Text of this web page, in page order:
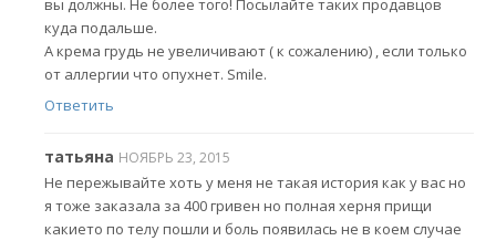
вы должны. Не более того! Посылайте таких продавцов
куда подальше.
А крема грудь не увеличивают ( к сожалению) , если только
от аллергии что опухнет. Smile.
Ответить
татьяна НОЯБРЬ 23, 2015
Не пережывайте хоть у меня не такая история как у вас но
я тоже заказала за 400 гривен но полная херня прищи
какието по телу пошли и боль появилась не в коем случае